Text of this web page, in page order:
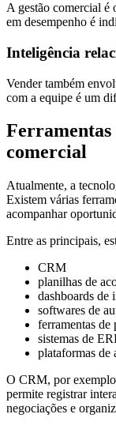
A gestão comercial é
em desempenho é
Inteligência
Vender também
com a equipe é um
Ferramentas
comercial
Atualmente, a
Existem várias
acompanhar
Entre as principais,
CRM
planilhas de
dashboards de
softwares de
ferramentas de
sistemas de
plataformas de
O CRM, por
permite registrar
negociações e